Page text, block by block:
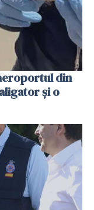
din
și o